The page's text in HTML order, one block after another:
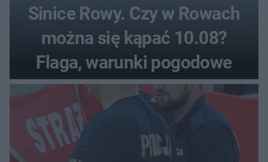
Sinice Rowy. Czy w Rowach
można się kąpać 10.08?
Flaga, warunki pogodowe